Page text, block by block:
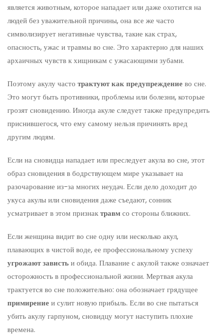
является животным, которое нападает или даже охотится на
людей без уважительной причины, она все же часто
символизирует негативные чувства, такие как страх,
опасность, ужас и травмы во сне. Это характерно для наших
архаичных чувств к хищникам с ужасающими зубами.
Поэтому акулу часто трактуют как предупреждениево сне.
Это могут быть противники, проблемы или болезни, которые
грозят сновидению. Иногда акуле следует также предупредить
приснившегося, что ему самому нельзя причинять вред
другим людям.
Если на сновидца нападает или преследует акула во сне, этот
образ сновидения в бодрствующем мире указывает на
разочарование из-за многих неудач. Если дело доходит до
укуса акулы или сновидения даже съедают, сонник
усматривает в этом признактравмсо стороны ближних.
Если женщина видит во сне одну или несколько акул,
плавающих в чистой воде, ее профессиональному успеху
угрожают завистьи обида. Плавание с акулой также означает
осторожность в профессиональной жизни. Мертвая акула
трактуется во сне положительно: она обозначает грядущее
примирениеи сулит новую прибыль. Если во сне пытаться
убить акулу гарпуном, сновидцу могут наступить плохие
времена.